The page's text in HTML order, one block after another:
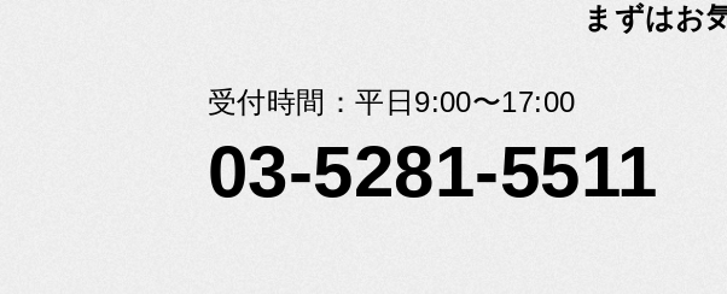
まずはお
受付時間：平日9:00〜17:00
03-5281-5511